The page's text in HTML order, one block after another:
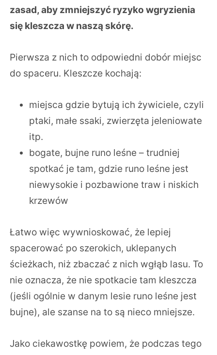
zasad, aby zmniejszyć ryzyko wgryzienia
się kleszcza w naszą skórę.
Pierwsza z nich to odpowiedni dobór miejsc
do spaceru. Kleszcze kochają:
miejsca gdzie bytują ich żywiciele, czyli
ptaki, małe ssaki, zwierzęta jeleniowate
itp.
bogate, bujne runo leśne – trudniej
spotkać je tam, gdzie runo leśne jest
niewysokie i pozbawione traw i niskich
krzewów
Łatwo więc wywnioskować, że lepiej
spacerować po szerokich, uklepanych
ścieżkach, niż zbaczać z nich wgłąb lasu. To
nie oznacza, że nie spotkacie tam kleszcza
(jeśli ogólnie w danym lesie runo leśne jest
bujne), ale szanse na to są nieco mniejsze.
Jako ciekawostkę powiem, że podczas tego